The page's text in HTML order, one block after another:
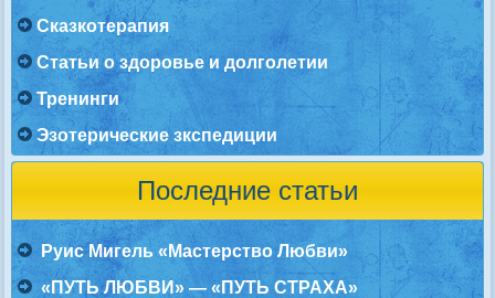
Сказкотерапия
Статьи о здоровье и долголетии
Тренинги
Эзотерические зкспедиции
Последние статьи
Руис Мигель «Мастерство Любви»
«ПУТЬ ЛЮБВИ» — «ПУТЬ СТРАХА»